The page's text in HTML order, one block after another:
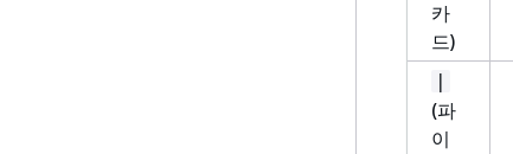
카
드)
|
(파
이